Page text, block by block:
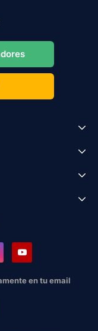
en tu email